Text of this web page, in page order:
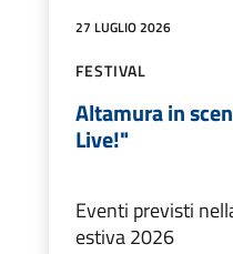
27 LUGLIO 2026
FESTIVAL
Altamura in
Live!"
Eventi previsti
estiva 2026